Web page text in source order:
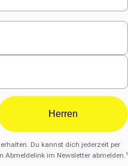
Herren
Du kannst dich jederzeit per
Abmeldelink im Newsletter abmelden.¹